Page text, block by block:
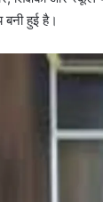
बनी हुई है।